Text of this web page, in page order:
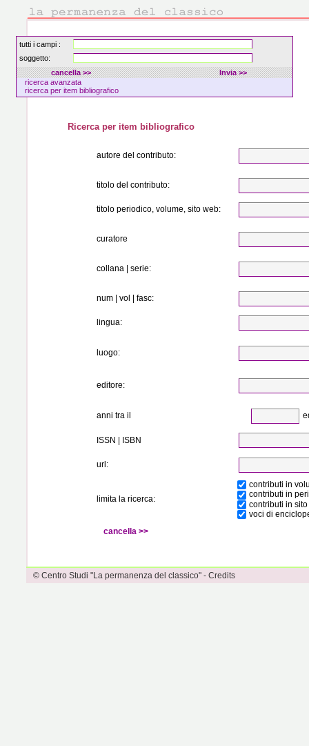
tutti i campi :
soggetto:
ricerca avanzata
ricerca per item bibliografico
Ricerca per item bibliografico
autore del contributo:
titolo del contributo:
titolo periodico, volume, sito web:
curatore
collana | serie:
num | vol | fasc:
lingua:
luogo:
editore:
anni tra il
ISSN | ISBN
url:
limita la ricerca:
contributi in
contributi in
contributi in
voci di
© Centro Studi "La permanenza del classico" - Credits